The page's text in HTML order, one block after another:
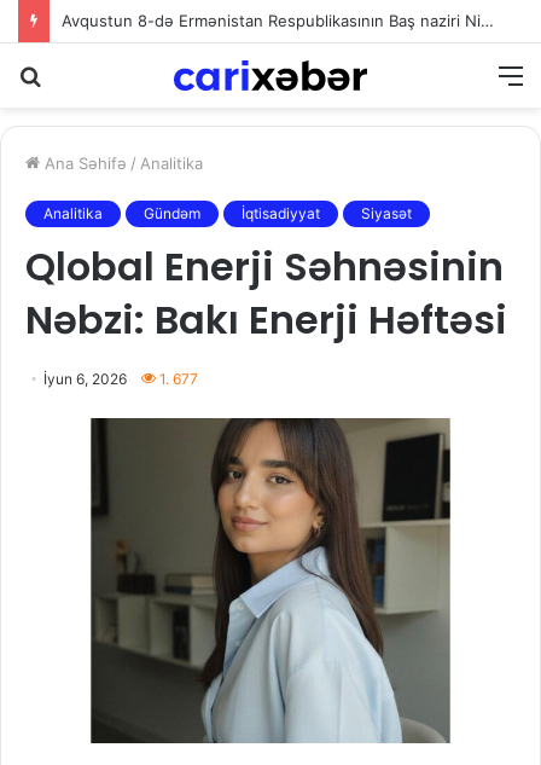
Ağdaşda baş vermiş hadisə ilə bağlı polis araşdırma aparır
Ana Səhifə / Analitika
Analitika Gündəm İqtisadiyyat Siyasət
Qlobal Enerji Səhnəsinin
Nəbzi: Bakı Enerji Həftəsi
İyun 6, 2026 1. 677